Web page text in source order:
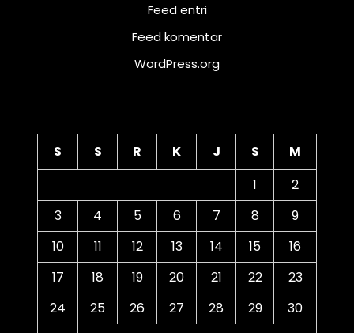
Feed entri
Feed komentar
WordPress.org
S S R K J S
M
1
2
3
4 5 6 7 8
9
10
11 12 13 14 15
16
17
18 19 20 21 22
23
24
25 26 27 28 29
30